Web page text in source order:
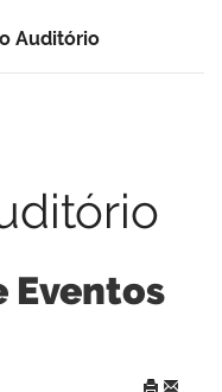
Auditório
Eventos